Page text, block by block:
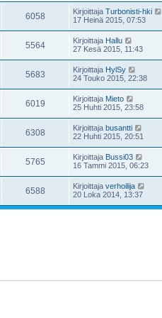
6058 Kirjoittaja Turbonisti-hki
17 Heinä 2015, 07:53
5564 Kirjoittaja Hallu
27 Kesä 2015, 11:43
5683 Kirjoittaja HylSy
24 Touko 2015, 22:38
6019 Kirjoittaja Mieto
25 Huhti 2015, 23:58
6308 Kirjoittaja busantti
22 Huhti 2015, 20:51
5765 Kirjoittaja Bussi03
16 Tammi 2015, 06:23
6588 Kirjoittaja verhoilija
20 Loka 2014, 13:37